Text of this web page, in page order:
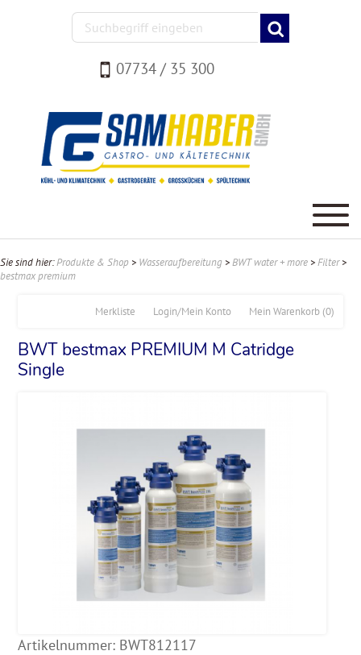
07734 / 35 300
Sie sind hier:Produkte & Shop > Wasseraufbereitung >BWT water + more >Filter>
bestmax premium
Mein Warenkorb (0)
Login/Mein Konto
Merkliste
BWT bestmax PREMIUM M Catridge
Single
Artikelnummer: BWT812117